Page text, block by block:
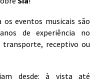
eventos musicais são
de experiência no
transporte, receptivo ou
desde: à vista até